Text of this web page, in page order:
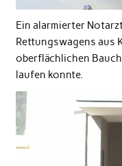
Ein alarmierter
Rettungswagens aus
oberflächlichen
laufen konnte.